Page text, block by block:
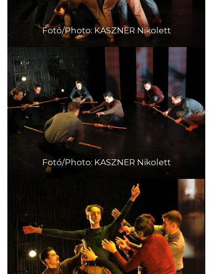
Fotó/Photo: KASZNER Nikolett
Fotó/Photo: KASZNER Nikolett